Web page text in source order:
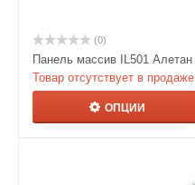
(0)
Панель массив IL501 Алетан
Товар отсутствует в продаже
ОПЦИИ